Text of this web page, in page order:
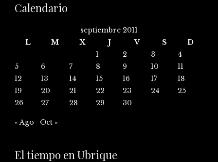
Calendario
septiembre 2011
L
M X J V S
D
1
2 3
4
5
6 7 8 9 10
11
12
13 14 15 16 17
18
19
20 21 22 23 24
25
26
27 28 29 30
« Ago Oct »
El tiempo en Ubrique